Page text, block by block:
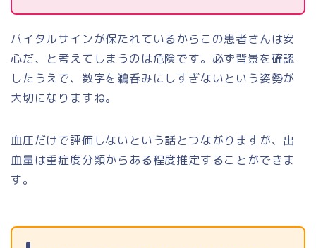
バイタルサインが保たれているからこの患者さんは安
心だ、と考えてしまうのは危険です。必ず背景を確認
したうえで、数字を鵜呑みにしすぎないという姿勢が
大切になりますね。
血圧だけで評価しないという話とつながりますが、出
血量は重症度分類からある程度推定することができま
す。